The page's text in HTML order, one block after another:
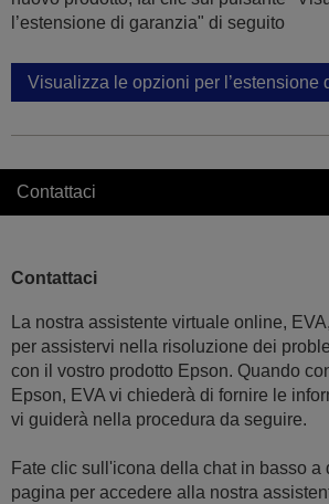
l’estensione di garanzia" di seguito
Visualizza le opzioni per l’estensione
Contattaci
Contattaci
La nostra assistente virtuale online,
per assistervi nella risoluzione dei
con il vostro prodotto Epson. Quando
Epson, EVA vi chiederà di fornire le
vi guiderà nella procedura da seguire.
Fate clic sull'icona della chat in basso a
pagina per accedere alla nostra